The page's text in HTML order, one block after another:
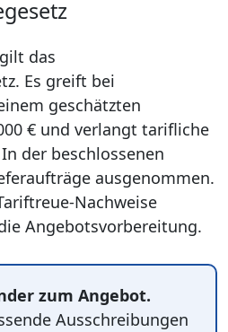
das
Es greift bei
geschätzten
€ und verlangt tarifliche
der beschlossenen
ausgenommen.
Nachweise
Angebotsvorbereitung.
zum Angebot.
Ausschreibungen